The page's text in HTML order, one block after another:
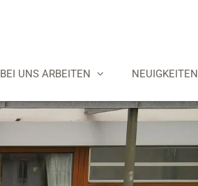
BEI UNS ARBEITEN NEUIGKEITEN